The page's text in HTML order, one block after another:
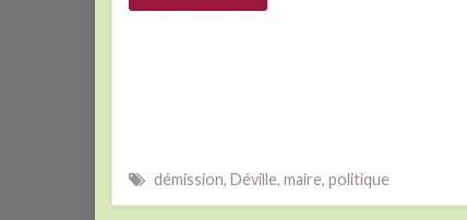
démission, Déville, maire, politique